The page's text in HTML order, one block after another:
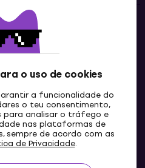
o uso de cookies
a funcionalidade do
o teu consentimento,
para analisar o tráfego e
nas plataformas de
sempre de acordo com as
de Privacidade.
nos